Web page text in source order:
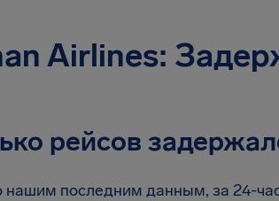
Airlines:
рейсов
нашим последним данным, за 24-